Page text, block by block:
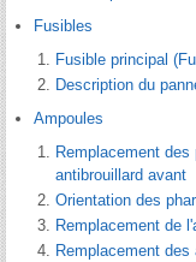
Fusibles
Fusible principal
Description du
Ampoules
Remplacement
antibrouillard avant
Orientation des
Remplacement de
Remplacement